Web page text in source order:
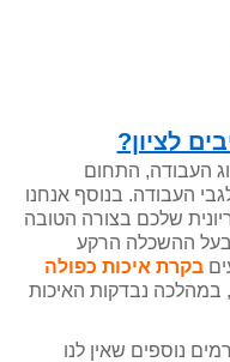
לציון?
העבודה, התחום
העבודה. בנוסף אנחנו
שלכם בצורה הטובה
בעל ההשכלה הרקע
בקרת איכות כפולה
במהלכה נבדקות האיכות
נוספים שאין לנו